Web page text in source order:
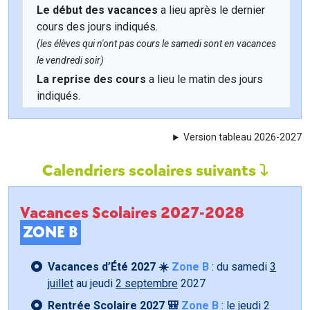
Le début des vacances a lieu après le dernier
cours des jours indiqués.
(les élèves qui n'ont pas cours le samedi sont en vacances
le vendredi soir)
La reprise des cours a lieu le matin des jours
indiqués.
Version tableau 2026-2027
Calendriers scolaires suivants
Vacances Scolaires 2027-2028
ZONE B
Vacances d’Été 2027 ☀️ Zone B : du samedi 3
juillet au jeudi 2 septembre 2027
Rentrée Scolaire 2027 🎒 Zone B : le jeudi 2